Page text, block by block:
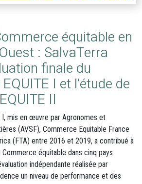
équitable en
: SalvaTerra
finale du
I et l’étude de
II
I, mis en œuvre par Agronomes et
(AVSF), Commerce Equitable France
(FTA) entre 2016 et 2019, a contribué à
équitable dans cinq pays
indépendante réalisée par
un niveau de performance et des